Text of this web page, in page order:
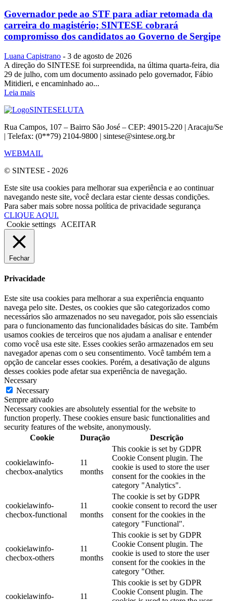
Governador pede ao STF para adiar retomada da
carreira do magistério; SINTESE cobrará
compromisso dos candidatos ao Governo de Sergipe
Luana Capistrano - 3 de agosto de 2026
A direção do SINTESE foi surpreendida, na última quarta-feira, dia
29 de julho, com um documento assinado pelo governador, Fábio
Mitidieri, e encaminhado ao...
Leia mais
SINTESELUTA
Rua Campos, 107 – Bairro São José – CEP: 49015-220 | Aracaju/Se
| Telefax: (0**79) 2104-9800 | sintese@sintese.org.br
WEBMAIL
© SINTESE - 2026
Este site usa cookies para melhorar sua experiência e ao continuar
navegando neste site, você declara estar ciente dessas condições.
Para saber mais sobre nossa política de privacidade segurança
CLIQUE AQUI.
Cookie settings
ACEITAR
Fechar
Privacidade
Este site usa cookies para melhorar a sua experiência enquanto
navega pelo site. Destes, os cookies que são categorizados como
necessários são armazenados no seu navegador, pois são essenciais
para o funcionamento das funcionalidades básicas do site. Também
usamos cookies de terceiros que nos ajudam a analisar e entender
como você usa este site. Esses cookies serão armazenados em seu
navegador apenas com o seu consentimento. Você também tem a
opção de cancelar esses cookies. Porém, a desativação de alguns
desses cookies pode afetar sua experiência de navegação.
Necessary
Necessary
Sempre ativado
Necessary cookies are absolutely essential for the website to
function properly. These cookies ensure basic functionalities and
security features of the website, anonymously.
Cookie
Duração Descrição
cookielawinfo-
checbox-analytics
11
months
This cookie is set by GDPR
Cookie Consent plugin. The
cookie is used to store the user
consent for the cookies in the
category "Analytics".
cookielawinfo-
checbox-functional
11
months
The cookie is set by GDPR
cookie consent to record the user
consent for the cookies in the
category "Functional".
cookielawinfo-
checbox-others
11
months
This cookie is set by GDPR
Cookie Consent plugin. The
cookie is used to store the user
consent for the cookies in the
category "Other.
cookielawinfo-
11
This cookie is set by GDPR
Cookie Consent plugin. The